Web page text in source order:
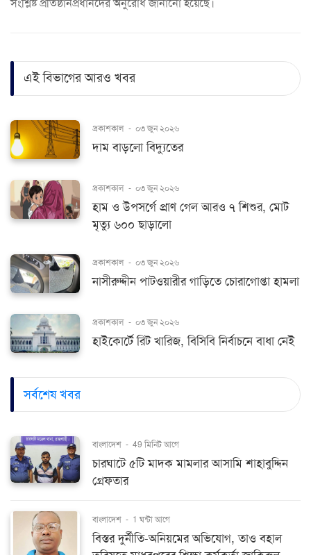
সংশ্লিষ্ট প্রতিষ্ঠানপ্রধানদের অনুরোধ জানানো হয়েছে।
এই বিভাগের আরও খবর
প্রকাশকাল - ০৩ জুন ২০২৬
দাম বাড়লো বিদ্যুতের
প্রকাশকাল - ০৩ জুন ২০২৬
হাম ও উপসর্গে প্রাণ গেল আরও ৭ শিশুর, মোট
মৃত্যু ৬০০ ছাড়ালো
প্রকাশকাল - ০৩ জুন ২০২৬
নাসীরুদ্দীন পাটওয়ারীর গাড়িতে চোরাগোপ্তা হামলা
প্রকাশকাল - ০৩ জুন ২০২৬
হাইকোর্টে রিট খারিজ, বিসিবি নির্বাচনে বাধা নেই
সর্বশেষ খবর
বাংলাদেশ - 49 মিনিট আগে
চারঘাটে ৫টি মাদক মামলার আসামি শাহাবুদ্দিন
গ্রেফতার
বাংলাদেশ - 1 ঘন্টা আগে
বিস্তর দুর্নীতি-অনিয়মের অভিযোগ, তাও বহাল